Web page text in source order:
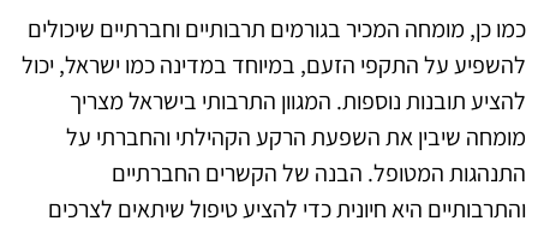
כמו כן, מומחה המכיר בגורמים תרבותיים וחברתיים שיכולים
להשפיע על התקפי הזעם, במיוחד במדינה כמו ישראל, יכול
להציע תובנות נוספות. המגוון התרבותי בישראל מצריך
מומחה שיבין את השפעת הרקע הקהילתי והחברתי על
התנהגות המטופל. הבנה של הקשרים החברתיים
והתרבותיים היא חיונית כדי להציע טיפול שיתאים לצרכים